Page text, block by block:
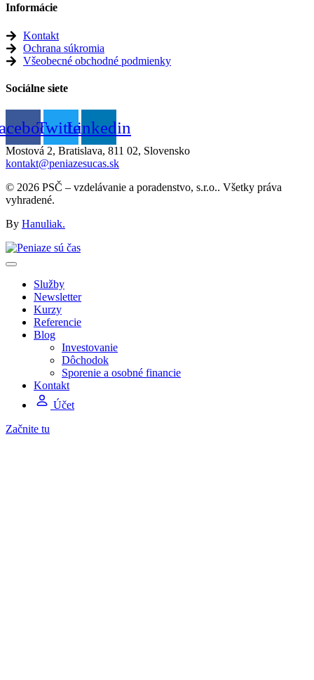
Informácie
Kontakt
Ochrana súkromia
Všeobecné obchodné podmienky
Sociálne siete
TwitterLinkedin
Mostová 2, Bratislava, 811 02, Slovensko
kontakt@peniazesucas.sk
© 2026 PSČ – vzdelávanie a poradenstvo, s.r.o.. Všetky práva
vyhradené.
By Hanuliak.
Služby
Newsletter
Kurzy
Referencie
Blog
Investovanie
Dôchodok
Sporenie a osobné financie
Kontakt
Účet
Začnite tu